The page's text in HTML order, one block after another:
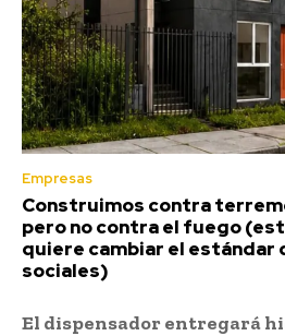
Empresas
Construimos contra
pero no contra el fuego
quiere cambiar el estándar
sociales)
El dispensador entregará